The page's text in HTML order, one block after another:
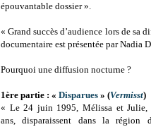
épouvantable dossier ».
« Grand succès d’audience lors de sa
documentaire est présentée par Nadia
Pourquoi une diffusion nocturne ?
1ère partie : « Disparues » (Vermisst)
« Le 24 juin 1995, Mélissa et Julie,
ans, disparaissent dans la région